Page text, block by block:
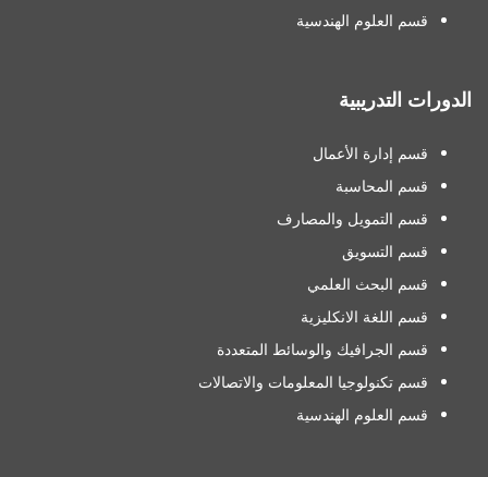
قسم العلوم الهندسية
الدورات التدريبية
قسم إدارة الأعمال
قسم المحاسبة
قسم التمويل والمصارف
قسم التسويق
قسم البحث العلمي
قسم اللغة الانكليزية
قسم الجرافيك والوسائط المتعددة
قسم تكنولوجيا المعلومات والاتصالات
قسم العلوم الهندسية